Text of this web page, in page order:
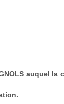
auquel